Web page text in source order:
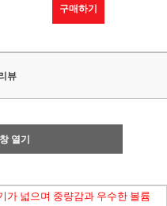
구매하기
뷰
열기
가 넓으며 중량감과 우수한 볼륨